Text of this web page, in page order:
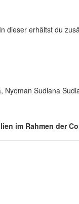
dieser erhältst du
Nyoman Sudiana
im Rahmen der